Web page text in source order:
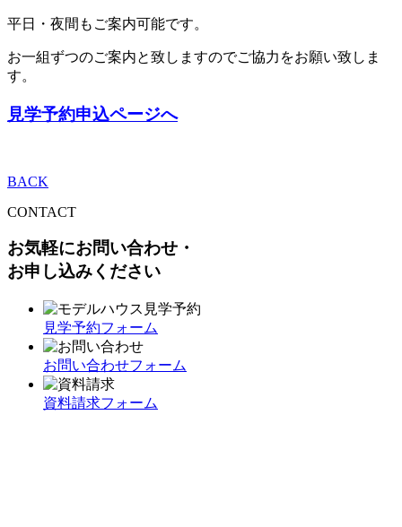
平日・夜間もご案内可能です。
お一組ずつのご案内と致しますのでご協力をお願い致しま
す。
見学予約申込ページへ
BACK
CONTACT
お気軽にお問い合わせ・
お申し込みください
見学予約フォーム
お問い合わせフォーム
資料請求フォーム